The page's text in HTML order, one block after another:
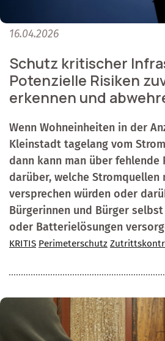
16.04.2026
Schutz kritischer
Potenzielle Risiken
erkennen und
Wenn Wohneinheiten in der
Kleinstadt tagelang vom
dann kann man über fehlende
darüber, welche Stromquellen
versprechen würden oder
Bürgerinnen und Bürger
oder Batterielösungen
KRITIS Perimeterschutz